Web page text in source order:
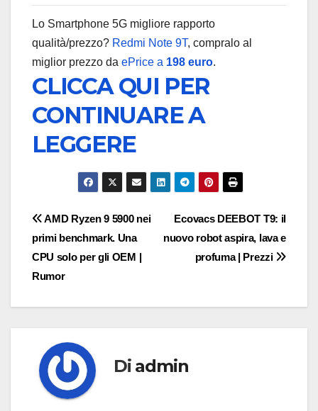
Lo Smartphone 5G migliore rapporto
qualità/prezzo? Redmi Note 9T, compralo al
miglior prezzo da ePrice a 198 euro.
CLICCA QUI PER
CONTINUARE A
LEGGERE
Navigazione
articoli
Ecovacs DEEBOT T9: il
nuovo robot aspira, lava e
profuma | Prezzi
AMD Ryzen 9 5900 nei
primi benchmark. Una
CPU solo per gli OEM |
Rumor
Di admin